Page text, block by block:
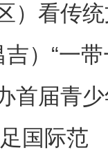
）看传
）“一
首届青
国际范